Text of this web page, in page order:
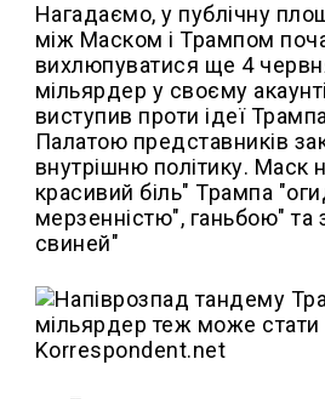
Нагадаємо, у публічну
між Маском і Трампом
вихлюпуватися ще 4
мільярдер у своєму
виступив проти ідеї
Палатою представників
внутрішню політику. Маск
красивий біль" Трампа
мерзенністю", ганьбою" та
свиней"